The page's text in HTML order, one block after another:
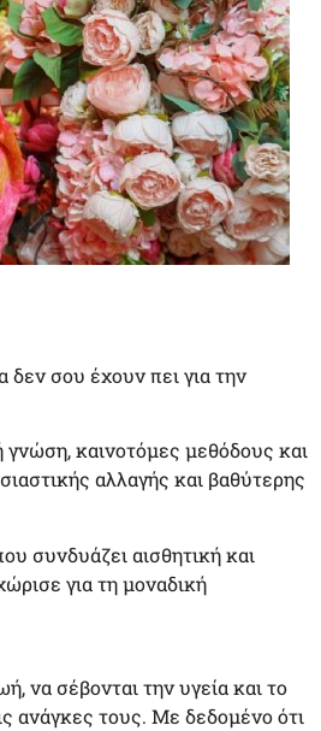
σου έχουν πει για την
γνώση, καινοτόμες μεθόδους και
αλλαγής και βαθύτερης
συνδυάζει αισθητική και
για τη μοναδική
να σέβονται την υγεία και το
ανάγκες τους. Με δεδομένο ότι